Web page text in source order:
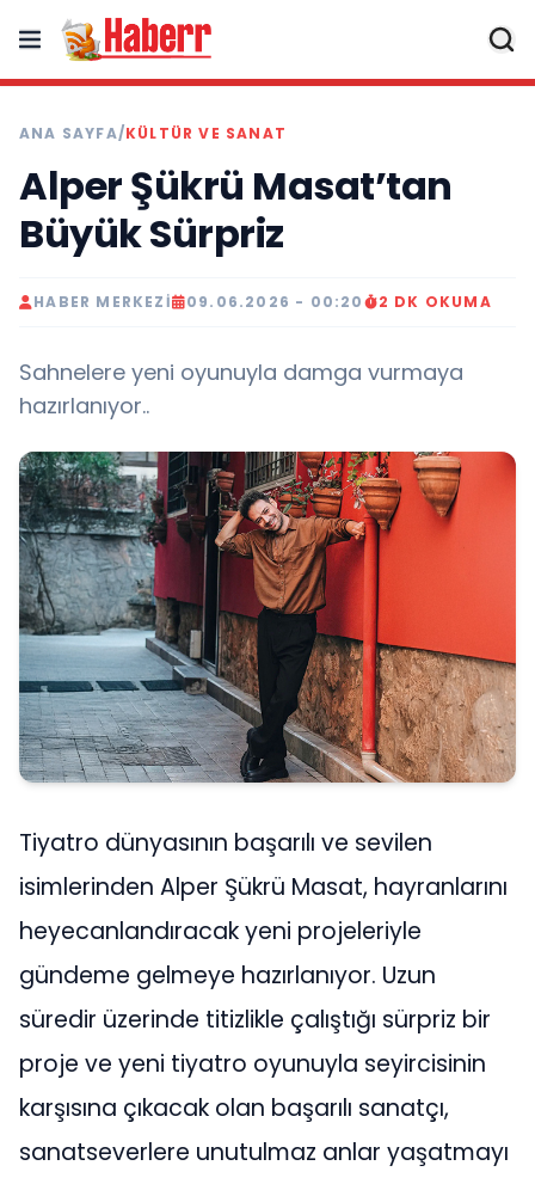
ANA SAYFA/KÜLTÜR VE SANAT
Alper Şükrü Masat’tan
Büyük Sürpriz
HABER MERKEZI 09.06.2026 - 00:20 2 DK OKUMA
Sahnelere yeni oyunuyla damga vurmaya
hazırlanıyor..
Tiyatro dünyasının başarılı ve sevilen
isimlerinden Alper Şükrü Masat, hayranlarını
heyecanlandıracak yeni projeleriyle
gündeme gelmeye hazırlanıyor. Uzun
süredir üzerinde titizlikle çalıştığı sürpriz bir
proje ve yeni tiyatro oyunuyla seyircisinin
karşısına çıkacak olan başarılı sanatçı,
sanatseverlere unutulmaz anlar yaşatmayı